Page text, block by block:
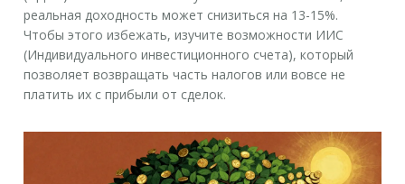
реальная доходность может снизиться на 13-15%.
Чтобы этого избежать, изучите возможности ИИС
(Индивидуального инвестиционного счета), который
позволяет возвращать часть налогов или вовсе не
платить их с прибыли от сделок.